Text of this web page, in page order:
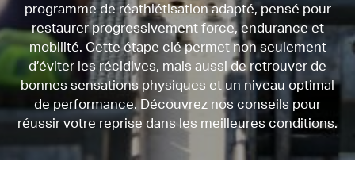
programme de réathlétisation adapté, pensé pour
restaurer progressivement force, endurance et
mobilité. Cette étape clé permet non seulement
d’éviter les récidives, mais aussi de retrouver de
bonnes sensations physiques et un niveau optimal
de performance. Découvrez nos conseils pour
réussir votre reprise dans les meilleures conditions.